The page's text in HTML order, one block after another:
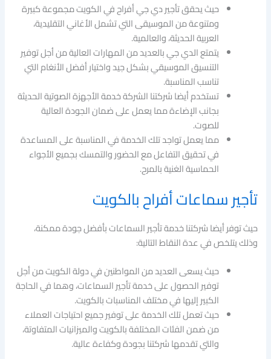
حيث يحقق تأجير دي جي أفراح في الكويت مجموعة كبيرة
ومتنوعة من الموسيقى التي تشمل الأغاني التقليدية،
العربية الحديثة، والعالمية.
يتمتع الدي جي بالعديد من المهارات العالية من أجل توفير
التنسيق الموسيقي بشكل جيد واختيار أفضل الأنغام التي
تناسب المناسبة.
تستخدم أيضا شركتنا الشركة خدمة الأجهزة الصوتية الحديثة
بجانب الإضاءة مما يعمل على ضمان الجودة العالية
للصوت.
مما يعمل تواجد تلك الخدمة في المناسبة على المساعدة
في تحقيق التفاعل مع الحضور والتمسك بجميع الأجواء
الحماسية الغنية بالمرح.
تأجير سماعات أفراح بالكويت
حيث توفر أيضا شركتنا خدمة تأجير السماعات بأفضل جودة ممكنة،
وذلك يتلخص في عدة النقاط التالية:
حيث يسعى العديد من المواطنين في دولة الكويت من أجل
توفير الحصول على خدمة تأجير السماعات، وهما في الحاجة
الكبير إليها في مختلف المناسبات بالكويت.
حيث تعمل تلك الخدمة على توفير جميع احتياجات العملاء
من ضمن الفئات المختلفة بالكويت والميزانيات المتفاوتة،
والتي تقدمها شركتنا بجودة وكفاءة عالية.